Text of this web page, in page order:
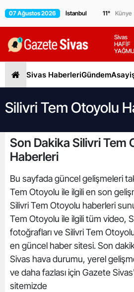
07 Ağustos 2026 11° Künye
Sivas
HAFİF
Sivas HaberleriGündem
Silivri Tem Otoyolu
Son Dakika Silivri Tem
Haberleri
Bu sayfada güncel gelişmeleri
Tem Otoyolu ile ilgili en son
Silivri Tem Otoyolu haberleri
Tem Otoyolu ile ilgili tüm video,
fotoğrafları ve Silivri Tem
en güncel haber sitesi. Son
Sivas hava durumu, yerel
ve daha fazlası için Gazete
sitemizde